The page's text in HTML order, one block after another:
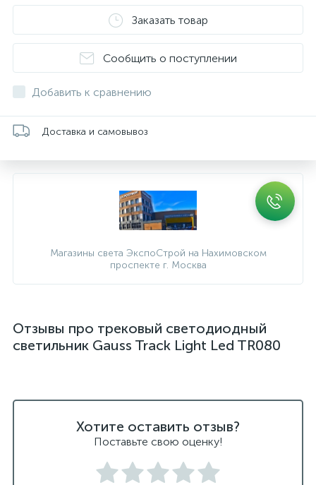
Заказать товар
Сообщить о поступлении
Добавить к сравнению
Доставка и самовывоз
Магазины света ЭкспоСтрой на Нахимовском
проспекте г. Москва
Отзывы про трековый светодиодный
светильник Gauss Track Light Led TR080
Хотите оставить отзыв?
Поставьте свою оценку!